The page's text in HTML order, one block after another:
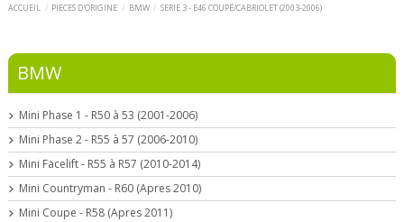
ACCUEIL PIECES D'ORIGINE BMW SERIE 3 - E46 COUPÉ/CABRIOLET (2003-2006)
BMW
Mini Phase 1 - R50 à 53 (2001-2006)
Mini Phase 2 - R55 à 57 (2006-2010)
Mini Facelift - R55 à R57 (2010-2014)
Mini Countryman - R60 (Apres 2010)
Mini Coupe - R58 (Apres 2011)